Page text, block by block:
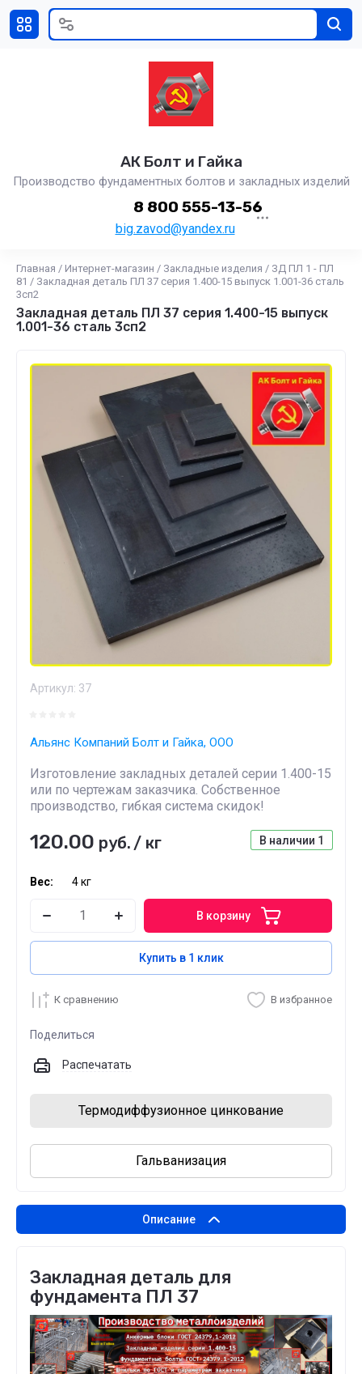
АК Болт и Гайка
Производство фундаментных болтов и закладных изделий
big.zavod@yandex.ru
8 800 555-13-56
Главная / Интернет-магазин / Закладные изделия / ЗД ПЛ 1 - ПЛ
81 / Закладная деталь ПЛ 37 серия 1.400-15 выпуск 1.001-36 сталь
3сп2
Закладная деталь ПЛ 37 серия 1.400-15 выпуск
1.001-36 сталь 3сп2
Артикул: 37
Альянс Компаний Болт и Гайка, ООО
Изготовление закладных деталей серии 1.400-15
или по чертежам заказчика. Собственное
производство, гибкая система скидок!
В наличии 1
120.00 руб. / кг
Вес: 4 кг
В корзину
Купить в 1 клик
К сравнению В избранное
Поделиться
Распечатать
Термодиффузионное цинкование
Гальванизация
Описание
Закладная деталь для
фундамента ПЛ 37